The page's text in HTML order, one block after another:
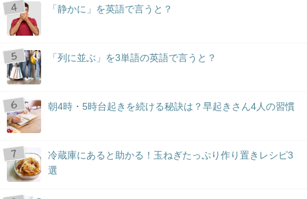
「静かに」を英語で言うと？
「列に並ぶ」を3単語の英語で言うと？
朝4時・5時台起きを続ける秘訣は？早起きさん4人の習慣
冷蔵庫にあると助かる！玉ねぎたっぷり作り置きレシピ3
選